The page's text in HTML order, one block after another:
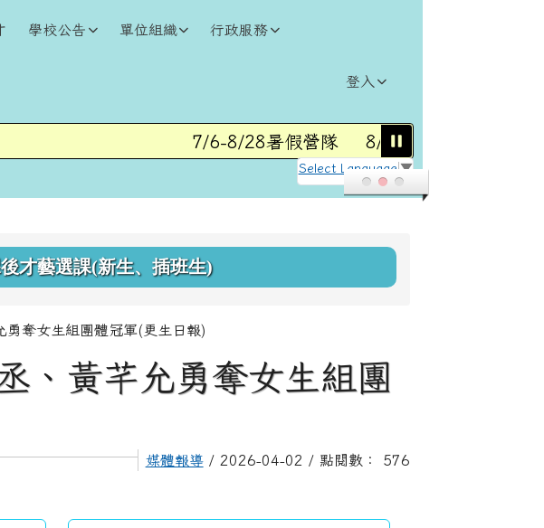
學校公告 單位組織 行政服務
登入
7/6-8/28暑假營隊 8/31(一)115學年度第1學
Select Language ▼
才藝選課(新生、插班生)
勇奪女生組團體冠軍(更生日報)
、黃芊允勇奪女生組團
媒體報導/ 2026-04-02 / 點閱數： 576